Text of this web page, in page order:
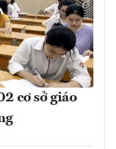
cơ sở giáo